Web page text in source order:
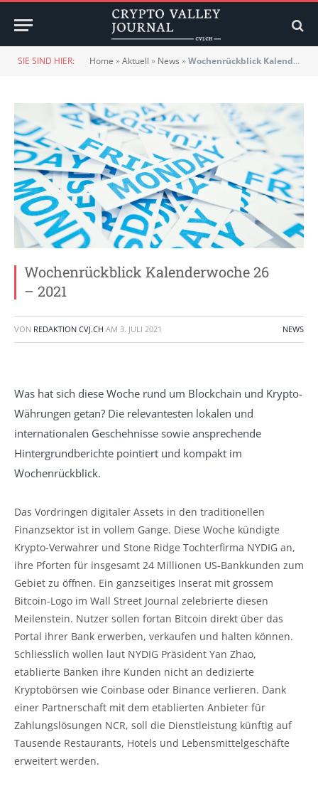
SIE SIND HIER: Home »Aktuell » News »Wochenrückblick Kalenderwoche 26 – 2021
Wochenrückblick Kalenderwoche 26
– 2021
VON REDAKTION CVJ.CH AM 3. JULI 2021 NEWS
Was hat sich diese Woche rund um Blockchain und Krypto-
Währungen getan? Die relevantesten lokalen und
internationalen Geschehnisse sowie ansprechende
Hintergrundberichte pointiert und kompakt im
Wochenrückblick.
Das Vordringen digitaler Assets in den traditionellen
Finanzsektor ist in vollem Gange. Diese Woche kündigte
Krypto-Verwahrer und Stone Ridge Tochterfirma NYDIG an,
ihre Pforten für insgesamt 24 Millionen US-Bankkunden zum
Gebiet zu öffnen. Ein ganzseitiges Inserat mit grossem
Bitcoin-Logo im Wall Street Journal zelebrierte diesen
Meilenstein. Nutzer sollen fortan Bitcoin direkt über das
Portal ihrer Bank erwerben, verkaufen und halten können.
Schliesslich wollen laut NYDIG Präsident Yan Zhao,
etablierte Banken ihre Kunden nicht an dedizierte
Kryptobörsen wie Coinbase oder Binance verlieren. Dank
einer Partnerschaft mit dem etablierten Anbieter für
Zahlungslösungen NCR, soll die Dienstleistung künftig auf
Tausende Restaurants, Hotels und Lebensmittelgeschäfte
erweitert werden.